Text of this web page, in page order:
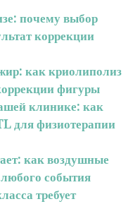
почему выбор
коррекции
как криолиполиз
фигуры
клинике: как
для физиотерапии
как воздушные
события
требует